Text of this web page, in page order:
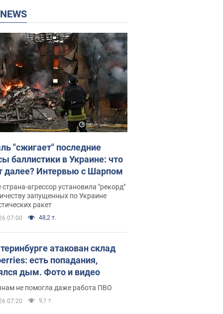
NEWS
"сжигает" последние
баллистики в Украине: что
далее? Интервью с Шарпом
агрессор установила "рекорд"
запущенных по Украине
ракет
07:00 48,2 т.
атакован склад
есть попадания,
дым. Фото и видео
не помогла даже работа ПВО
07:20 9,1 т.